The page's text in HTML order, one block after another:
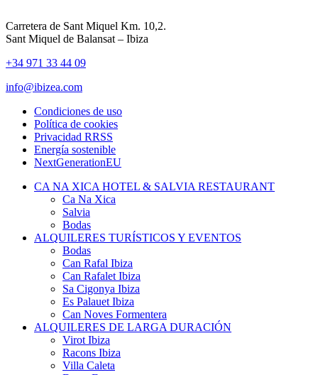
Carretera de Sant Miquel Km. 10,2.
Sant Miquel de Balansat – Ibiza
+34 971 33 44 09
info@ibizea.com
Condiciones de uso
Política de cookies
Privacidad RRSS
Energía sostenible
NextGenerationEU
CA NA XICA HOTEL & SALVIA RESTAURANT
Ca Na Xica
Salvia
Bodas
ALQUILERES TURÍSTICOS Y EVENTOS
Bodas
Can Rafal Ibiza
Can Rafalet Ibiza
Sa Cigonya Ibiza
Es Palauet Ibiza
Can Noves Formentera
ALQUILERES DE LARGA DURACIÓN
Virot Ibiza
Racons Ibiza
Villa Caleta